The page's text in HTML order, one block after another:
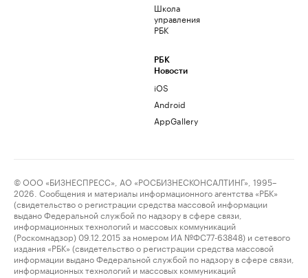
Школа
управления
РБК
РБК
Новости
iOS
Android
AppGallery
© ООО «БИЗНЕСПРЕСС», АО «РОСБИЗНЕСКОНСАЛТИНГ», 1995–
2026. Сообщения и материалы информационного агентства «РБК»
(свидетельство о регистрации средства массовой информации
выдано Федеральной службой по надзору в сфере связи,
информационных технологий и массовых коммуникаций
(Роскомнадзор) 09.12.2015 за номером ИА №ФС77-63848) и сетевого
издания «РБК» (свидетельство о регистрации средства массовой
информации выдано Федеральной службой по надзору в сфере связи,
информационных технологий и массовых коммуникаций